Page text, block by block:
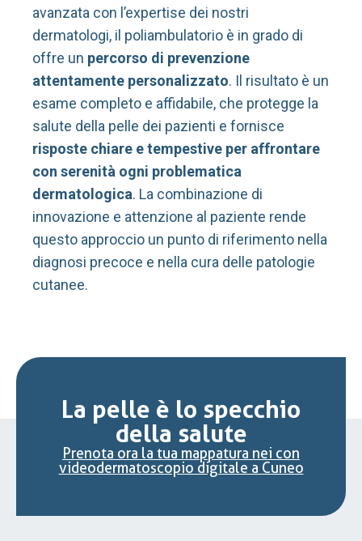
avanzata con l’expertise dei nostri
dermatologi, il poliambulatorio è in grado di
offre un percorso di prevenzione
attentamente personalizzato. Il risultato è un
esame completo e affidabile, che protegge la
salute della pelle dei pazienti e fornisce
risposte chiare e tempestive per affrontare
con serenità ogni problematica
dermatologica. La combinazione di
innovazione e attenzione al paziente rende
questo approccio un punto di riferimento nella
diagnosi precoce e nella cura delle patologie
cutanee.
La pelle è lo specchio
della salute
Prenota ora la tua mappatura nei con
videodermatoscopio digitale a Cuneo